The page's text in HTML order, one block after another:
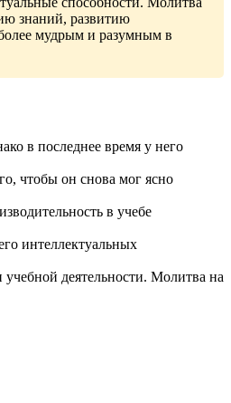
знаний, развитию
мудрым и разумным в
в последнее время у него
чтобы он снова мог ясно
в учебе
интеллектуальных
деятельности. Молитва на